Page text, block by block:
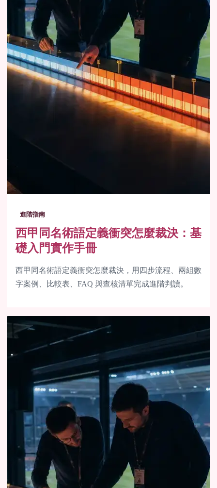
進階指南
西甲同名術語定義衝突怎麼裁決：基
礎入門實作手冊
西甲同名術語定義衝突怎麼裁決，用四步流程、兩組數
字案例、比較表、FAQ 與查核清單完成進階判讀。